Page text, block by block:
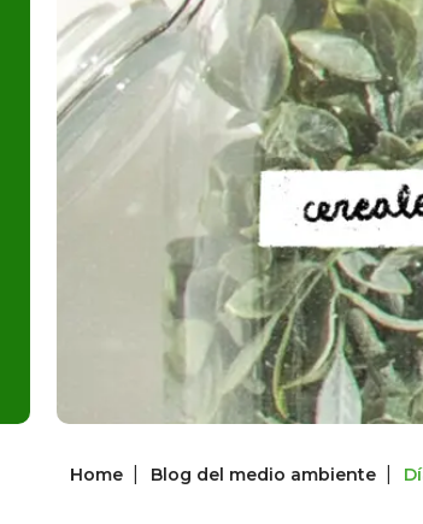
Home Blog del medio ambiente